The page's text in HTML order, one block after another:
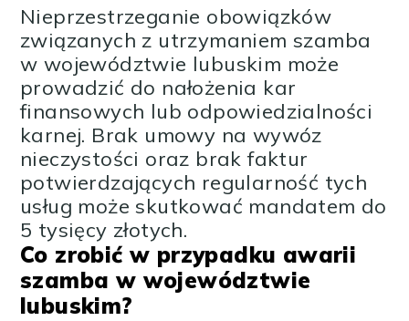
Nieprzestrzeganie obowiązków
związanych z utrzymaniem szamba
w województwie lubuskim może
prowadzić do nałożenia kar
finansowych lub odpowiedzialności
karnej. Brak umowy na wywóz
nieczystości oraz brak faktur
potwierdzających regularność tych
usług może skutkować mandatem do
5 tysięcy złotych.
Co zrobić w przypadku awarii
szamba w województwie
lubuskim?